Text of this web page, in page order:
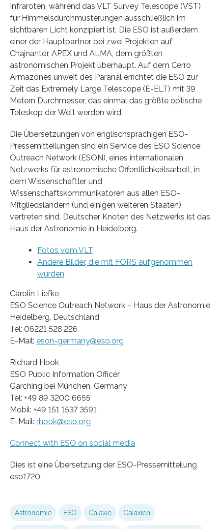
Infraroten, während das VLT Survey Telescope (VST)
für Himmelsdurchmusterungen ausschließlich im
sichtbaren Licht konzipiert ist. Die ESO ist außerdem
einer der Hauptpartner bei zwei Projekten auf
Chajnantor, APEX und ALMA, dem größten
astronomischen Projekt überhaupt. Auf dem Cerro
Armazones unweit des Paranal errichtet die ESO zur
Zeit das Extremely Large Telescope (E-ELT) mit 39
Metern Durchmesser, das einmal das größte optische
Teleskop der Welt werden wird.
Die Übersetzungen von englischsprachigen ESO-
Pressemitteilungen sind ein Service des ESO Science
Outreach Network (ESON), eines internationalen
Netzwerks für astronomische Öffentlichkeitsarbeit, in
dem Wissenschaftler und
Wissenschaftskommunikatoren aus allen ESO-
Mitgliedsländern (und einigen weiteren Staaten)
vertreten sind. Deutscher Knoten des Netzwerks ist das
Haus der Astronomie in Heidelberg.
Fotos vom VLT
Andere Bilder, die mit FORS aufgenommen
wurden
Carolin Liefke
ESO Science Outreach Network – Haus der Astronomie
Heidelberg, Deutschland
Tel: 06221 528 226
E-Mail: eson-germany@eso.org
Richard Hook
ESO Public Information Officer
Garching bei München, Germany
Tel: +49 89 3200 6655
Mobil: +49 151 1537 3591
E-Mail: rhook@eso.org
Connect with ESO on social media
Dies ist eine Übersetzung der ESO-Pressemitteilung
eso1720.
Astronomie ESO Galaxie Galaxien